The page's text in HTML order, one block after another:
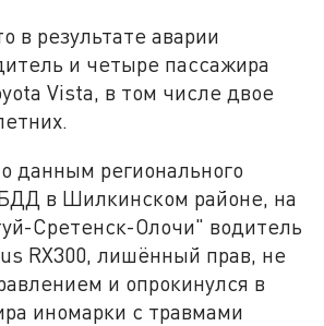
в результате аварии
и четыре пассажира
Vista, в том числе двое
данным регионального
в Шилкинском районе, на
Сретенск-Олочи" водитель
RX300, лишённый прав, не
и опрокинулся в
иномарки с травмами